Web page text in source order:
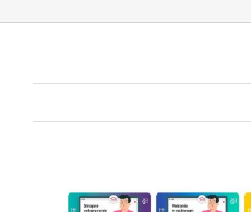
Zobraziť